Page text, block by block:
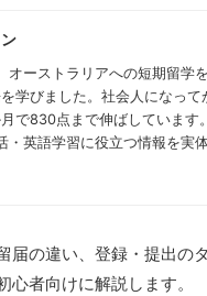
オーストラリアへの短期留学
学びました。社会人になっ
で830点まで伸ばしています
・英語学習に役立つ情報を実
届の違い、登録・提出の
者向けに解説します。